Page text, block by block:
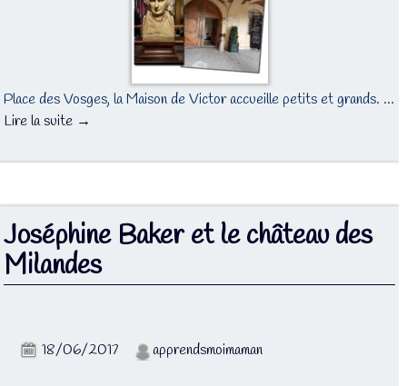
Place des Vosges, la Maison de Victor accueille petits et grands. …
Lire la suite →
Joséphine Baker et le château des
Milandes
18/06/2017 apprendsmoimaman